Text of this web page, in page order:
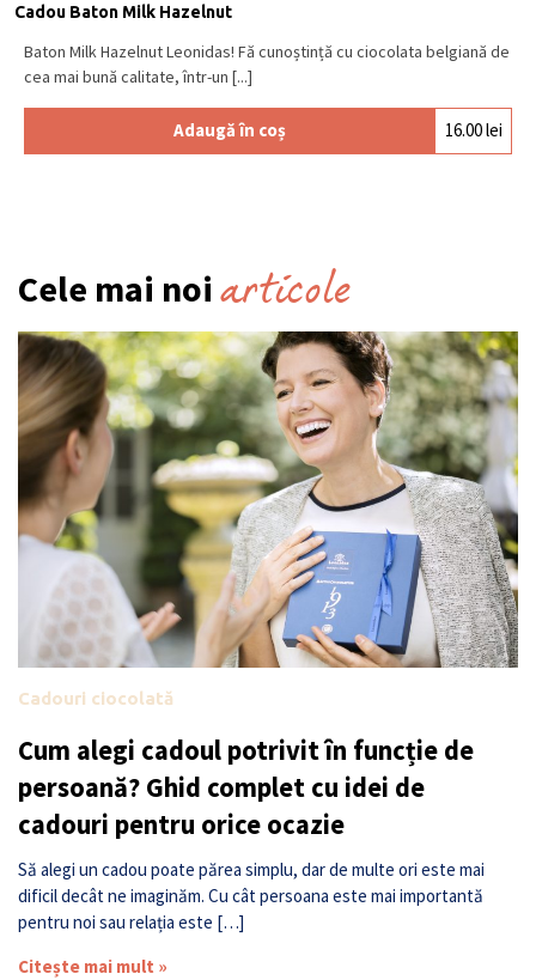
Cadou Baton Milk Hazelnut
Baton Milk Hazelnut Leonidas! Fă cunoștință cu ciocolata belgiană de
cea mai bună calitate, într-un [...]
Adaugă în coș 16.00lei
Cele mai noi articole
Cadouri ciocolată
Cum alegi cadoul potrivit în funcție de
persoană? Ghid complet cu idei de
cadouri pentru orice ocazie
Să alegi un cadou poate părea simplu, dar de multe ori este mai
dificil decât ne imaginăm. Cu cât persoana este mai importantă
pentru noi sau relația este […]
Citește mai mult »